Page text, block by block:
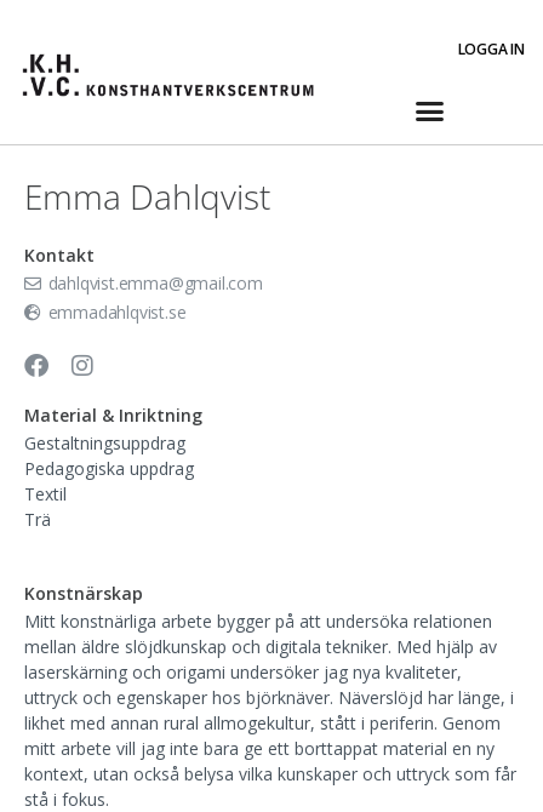
LOGGA IN
Emma Dahlqvist
Kontakt
dahlqvist.emma@gmail.com
emmadahlqvist.se
Material & Inriktning
Gestaltningsuppdrag
Pedagogiska uppdrag
Textil
Trä
Konstnärskap
Mitt konstnärliga arbete bygger på att undersöka relationen
mellan äldre slöjdkunskap och digitala tekniker. Med hjälp av
laserskärning och origami undersöker jag nya kvaliteter,
uttryck och egenskaper hos björknäver. Näverslöjd har länge, i
likhet med annan rural allmogekultur, stått i periferin. Genom
mitt arbete vill jag inte bara ge ett borttappat material en ny
kontext, utan också belysa vilka kunskaper och uttryck som får
stå i fokus.